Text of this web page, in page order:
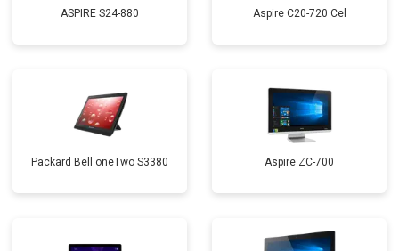
ASPIRE S24-880 Aspire C20-720 Cel
Packard Bell oneTwo S3380 Aspire ZC-700